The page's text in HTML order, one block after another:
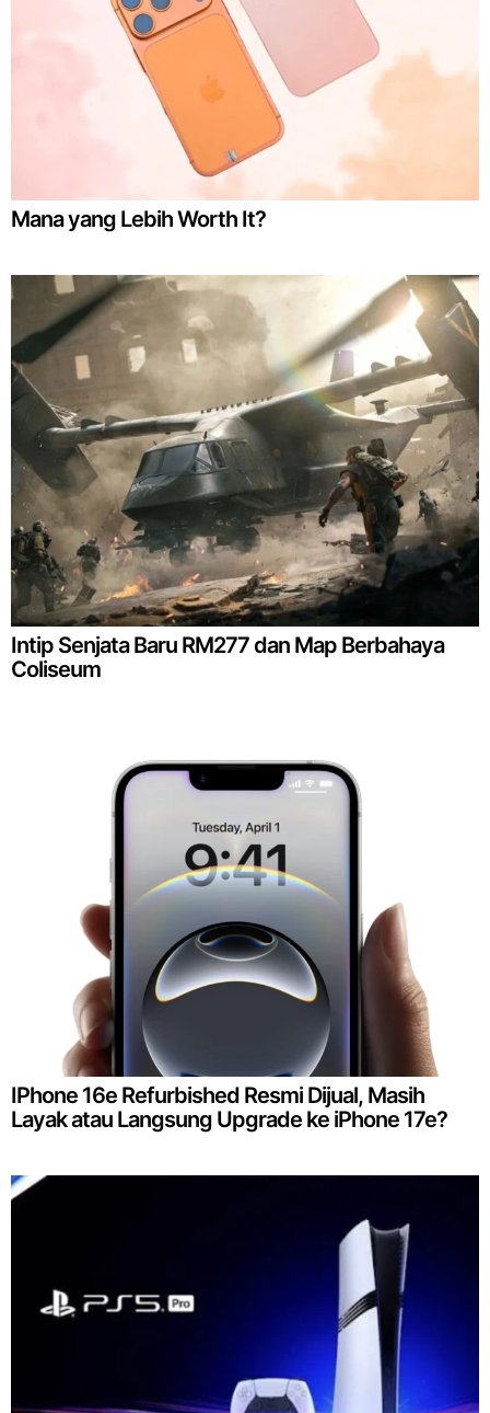
Mana yang Lebih Worth It?
Intip Senjata Baru RM277 dan Map Berbahaya
Coliseum
IPhone 16e Refurbished Resmi Dijual, Masih
Layak atau Langsung Upgrade ke iPhone 17e?